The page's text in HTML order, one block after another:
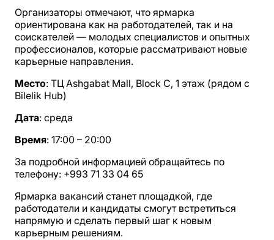
Организаторы отмечают, что ярмарка
ориентирована как на работодателей, так и на
соискателей — молодых специалистов и опытных
профессионалов, которые рассматривают новые
карьерные направления.
Место: ТЦ Ashgabat Mall, Block C, 1 этаж (рядом с
Bilelik Hub)
Дата: среда
Время: 17:00 – 20:00
За подробной информацией обращайтесь по
телефону: +993 71 33 04 65
Ярмарка вакансий станет площадкой, где
работодатели и кандидаты смогут встретиться
напрямую и сделать первый шаг к новым
карьерным решениям.